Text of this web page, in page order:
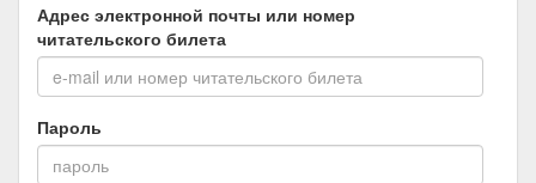
Адрес электронной почты или номер
читательского билета
Пароль